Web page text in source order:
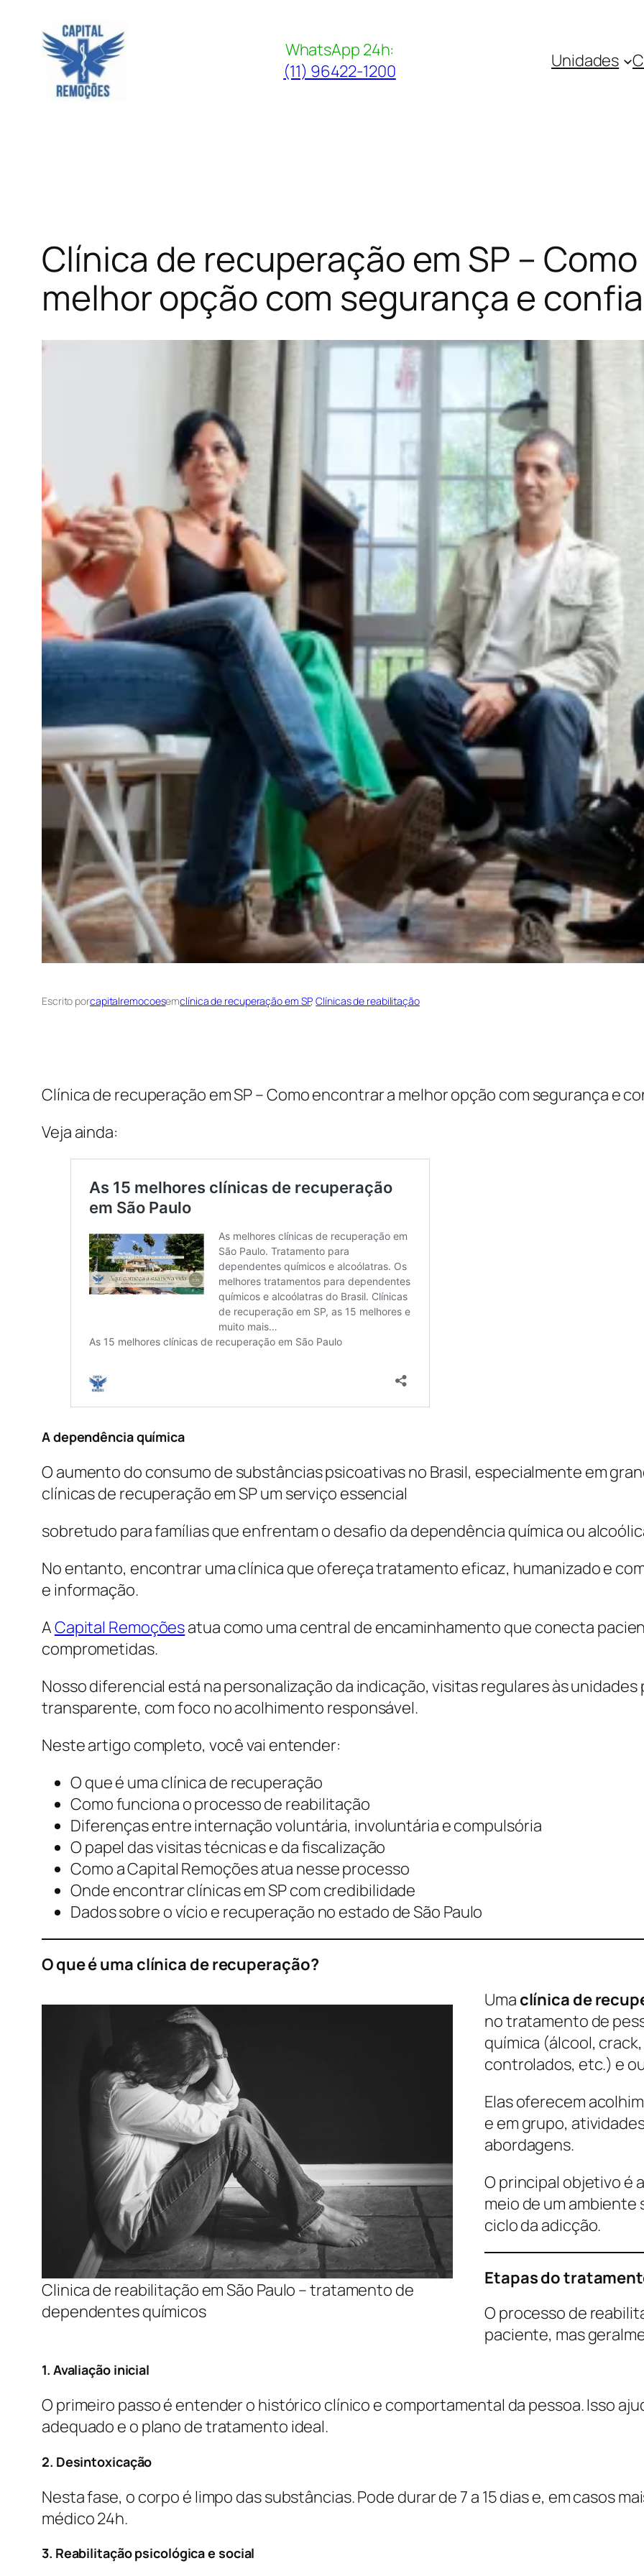
conteúdo
WhatsApp 24h:
(11) 96422-1200
Unidades
Clínica de recuperação em SP –
melhor opção com segurança e
Escrito porcapitalremocoesemclínica de recuperação em SP, Clínicas de reabilitação
Clínica de recuperação em SP – Como encontrar a melhor opção com segurança e
Veja ainda:
A dependência química
O aumento do consumo de substâncias psicoativas no Brasil, especialmente em
clínicas de recuperação em SP um serviço essencial
sobretudo para famílias que enfrentam o desafio da dependência química ou
No entanto, encontrar uma clínica que ofereça tratamento eficaz, humanizado e
e informação.
ACapital Remoçõesatua como uma central de encaminhamento que conecta
comprometidas.
Nosso diferencial está na personalização da indicação, visitas regulares às
transparente, com foco no acolhimento responsável.
Neste artigo completo, você vai entender:
O que é uma clínica de recuperação
Como funciona o processo de reabilitação
Diferenças entre internação voluntária, involuntária e compulsória
O papel das visitas técnicas e da fiscalização
Como a Capital Remoções atua nesse processo
Onde encontrar clínicas em SP com credibilidade
Dados sobre o vício e recuperação no estado de São Paulo
O que é uma clínica de recuperação?
Clinica de reabilitação em São Paulo – tratamento de
dependentes químicos
Uma clínica de
no tratamento de
química (álcool,
controlados, etc.) e
Elas oferecem
e em grupo,
abordagens.
O principal objetivo é a
meio de um
ciclo da adicção.
Etapas do
O processo de
paciente, mas
1. Avaliação inicial
O primeiro passo é entender o histórico clínico e comportamental da pessoa. Isso
adequado e o plano de tratamento ideal.
2. Desintoxicação
Nesta fase, o corpo é limpo das substâncias. Pode durar de 7 a 15 dias e, em casos
médico 24h.
3. Reabilitação psicológica e social